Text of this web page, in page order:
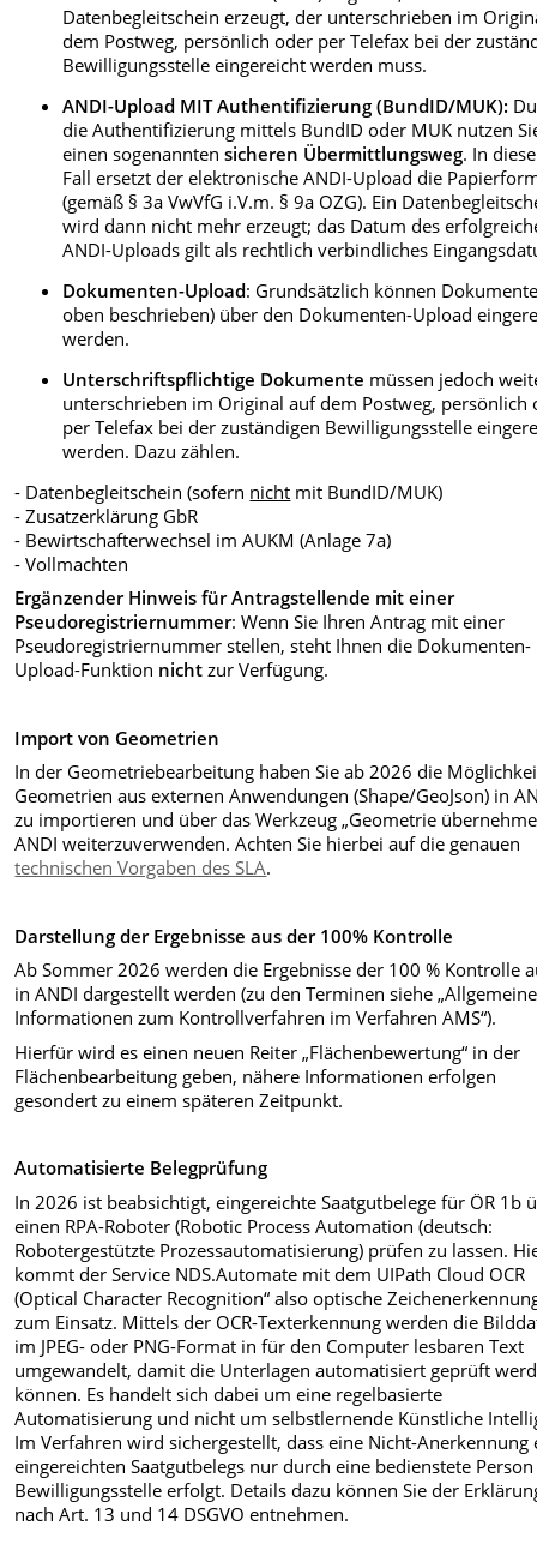
Datenbegleitschein erzeugt, der unterschrieben im
dem Postweg, persönlich oder per Telefax bei der
Bewilligungsstelle eingereicht werden muss.
ANDI-Upload MIT Authentifizierung (BundID/MUK):
die Authentifizierung mittels BundID oder MUK nutzen
einen sogenannten sicheren Übermittlungsweg. In
Fall ersetzt der elektronische ANDI-Upload die
(gemäß § 3a VwVfG i.V.m. § 9a OZG). Ein
wird dann nicht mehr erzeugt; das Datum des
ANDI-Uploads gilt als rechtlich verbindliches
Dokumenten-Upload: Grundsätzlich können
oben beschrieben) über den Dokumenten-Upload
werden.
Unterschriftspflichtige Dokumente müssen jedoch
unterschrieben im Original auf dem Postweg, persönlich
per Telefax bei der zuständigen Bewilligungsstelle
werden. Dazu zählen.
- Datenbegleitschein (sofern nicht mit BundID/MUK)
- Zusatzerklärung GbR
- Bewirtschafterwechsel im AUKM (Anlage 7a)
- Vollmachten
Ergänzender Hinweis für Antragstellende mit einer
Pseudoregistriernummer: Wenn Sie Ihren Antrag mit einer
Pseudoregistriernummer stellen, steht Ihnen die Dokumenten-
Upload-Funktion nicht zur Verfügung.
Import von Geometrien
In der Geometriebearbeitung haben Sie ab 2026 die
Geometrien aus externen Anwendungen (Shape/GeoJson) in
zu importieren und über das Werkzeug „Geometrie
ANDI weiterzuverwenden. Achten Sie hierbei auf die genauen
technischen Vorgaben des SLA.
Darstellung der Ergebnisse aus der 100% Kontrolle
Ab Sommer 2026 werden die Ergebnisse der 100 % Kontrolle
in ANDI dargestellt werden (zu den Terminen siehe „Allgemeine
Informationen zum Kontrollverfahren im Verfahren AMS“).
Hierfür wird es einen neuen Reiter „Flächenbewertung“ in der
Flächenbearbeitung geben, nähere Informationen erfolgen
gesondert zu einem späteren Zeitpunkt.
Automatisierte Belegprüfung
In 2026 ist beabsichtigt, eingereichte Saatgutbelege für ÖR 1b
einen RPA-Roboter (Robotic Process Automation (deutsch:
Robotergestützte Prozessautomatisierung) prüfen zu lassen.
kommt der Service NDS.Automate mit dem UIPath Cloud OCR
(Optical Character Recognition“ also optische
zum Einsatz. Mittels der OCR-Texterkennung werden die
im JPEG- oder PNG-Format in für den Computer lesbaren Text
umgewandelt, damit die Unterlagen automatisiert geprüft
können. Es handelt sich dabei um eine regelbasierte
Automatisierung und nicht um selbstlernende Künstliche
Im Verfahren wird sichergestellt, dass eine Nicht-Anerkennung
eingereichten Saatgutbelegs nur durch eine bedienstete
Bewilligungsstelle erfolgt. Details dazu können Sie der
nach Art. 13 und 14 DSGVO entnehmen.